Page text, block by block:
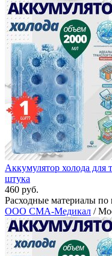
Аккумулятор холода для
штука
460 руб.
Расходные материалы
ООО СМА-Медикал /